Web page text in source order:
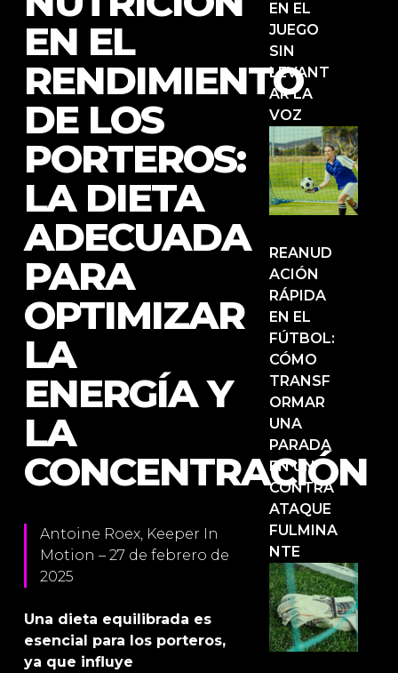
EN EL
RENDIMIENTO
DE LOS
PORTEROS:
LA DIETA
ADECUADA
PARA
OPTIMIZAR
LA
ENERGÍA Y
LA
CONCENTRACIÓN
Antoine Roex, Keeper In
Motion – 27 de febrero de
2025
Una dieta equilibrada es
esencial para los porteros,
ya que influye
EN EL
JUEGO
SIN
LEVANT
AR LA
VOZ
REANUD
ACIÓN
RÁPIDA
EN EL
FÚTBOL:
CÓMO
TRANSF
ORMAR
UNA
PARADA
EN UN
CONTRA
ATAQUE
FULMINA
NTE